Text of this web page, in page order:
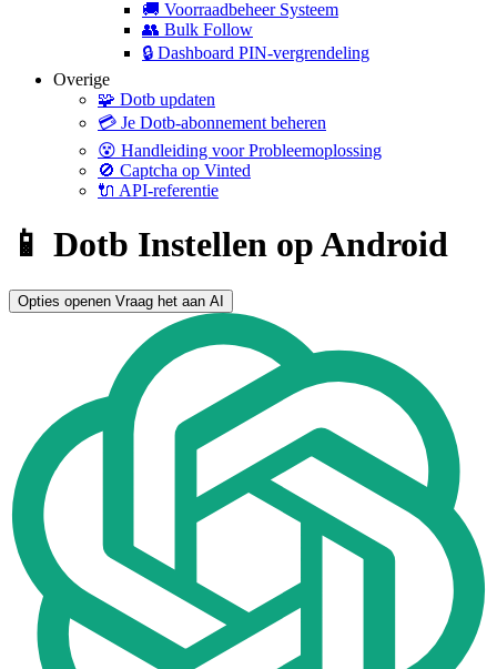
🚚 Voorraadbeheer Systeem
👥 Bulk Follow
🔒 Dashboard PIN-vergrendeling
Overige
🧩 Dotb updaten
💳 Je Dotb-abonnement beheren
😵 Handleiding voor Probleemoplossing
🚫 Captcha op Vinted
🔌 API-referentie
📱 Dotb Instellen op Android
Opties openen Vraag het aan AI